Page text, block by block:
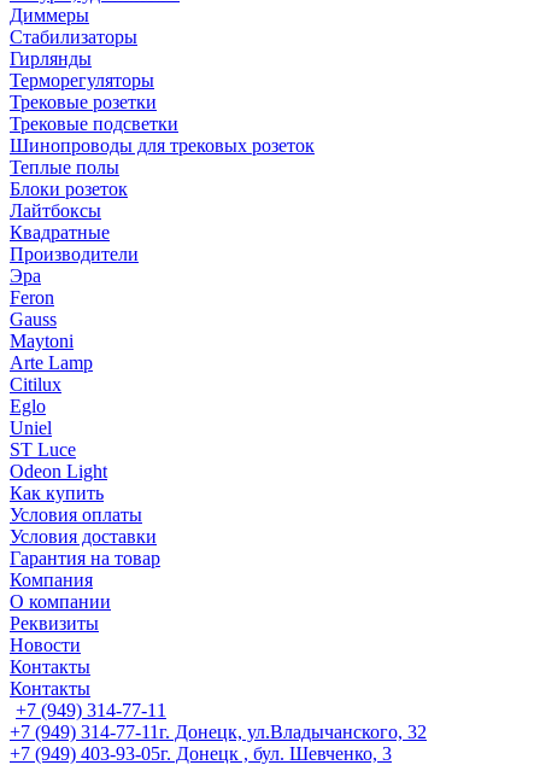
Диммеры
Стабилизаторы
Гирлянды
Терморегуляторы
Трековые розетки
Трековые подсветки
Шинопроводы для трековых розеток
Теплые полы
Блоки розеток
Лайтбоксы
Квадратные
Производители
Эра
Feron
Gauss
Maytoni
Arte Lamp
Citilux
Eglo
Uniel
ST Luce
Odeon Light
Как купить
Условия оплаты
Условия доставки
Гарантия на товар
Компания
О компании
Реквизиты
Новости
Контакты
Контакты
+7 (949) 314-77-11
+7 (949) 314-77-11г. Донецк, ул.Владычанского, 32
+7 (949) 403-93-05г. Донецк , бул. Шевченко, 3